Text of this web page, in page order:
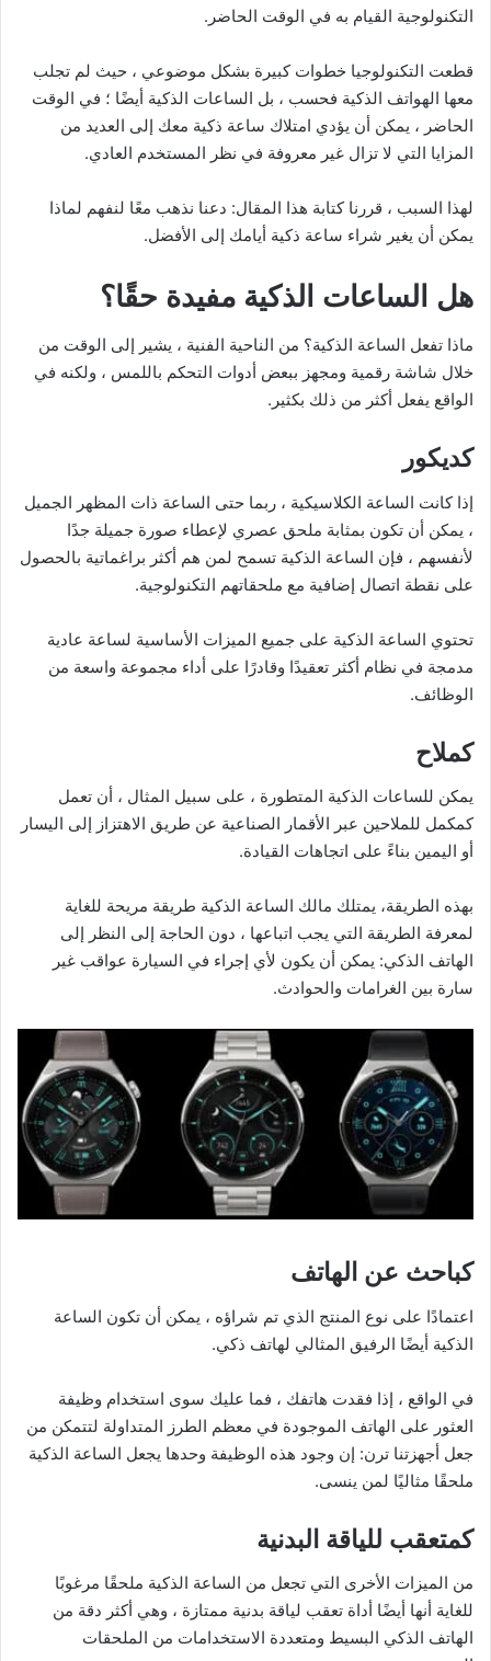
التكنولوجية القيام به في الوقت الحاضر.
قطعت التكنولوجيا خطوات كبيرة بشكل موضوعي ، حيث لم تجلب
معها الهواتف الذكية فحسب ، بل الساعات الذكية أيضًا ؛ في الوقت
الحاضر ، يمكن أن يؤدي امتلاك ساعة ذكية معك إلى العديد من
المزايا التي لا تزال غير معروفة في نظر المستخدم العادي.
لهذا السبب ، قررنا كتابة هذا المقال: دعنا نذهب معًا لنفهم لماذا
يمكن أن يغير شراء ساعة ذكية أيامك إلى الأفضل.
هل الساعات الذكية مفيدة حقًا؟
ماذا تفعل الساعة الذكية؟ من الناحية الفنية ، يشير إلى الوقت من
خلال شاشة رقمية ومجهز ببعض أدوات التحكم باللمس ، ولكنه في
الواقع يفعل أكثر من ذلك بكثير.
كديكور
إذا كانت الساعة الكلاسيكية ، ربما حتى الساعة ذات المظهر الجميل
، يمكن أن تكون بمثابة ملحق عصري لإعطاء صورة جميلة جدًا
لأنفسهم ، فإن الساعة الذكية تسمح لمن هم أكثر براغماتية بالحصول
على نقطة اتصال إضافية مع ملحقاتهم التكنولوجية.
تحتوي الساعة الذكية على جميع الميزات الأساسية لساعة عادية
مدمجة في نظام أكثر تعقيدًا وقادرًا على أداء مجموعة واسعة من
الوظائف.
كملاح
يمكن للساعات الذكية المتطورة ، على سبيل المثال ، أن تعمل
كمكمل للملاحين عبر الأقمار الصناعية عن طريق الاهتزاز إلى اليسار
أو اليمين بناءً على اتجاهات القيادة.
بهذه الطريقة، يمتلك مالك الساعة الذكية طريقة مريحة للغاية
لمعرفة الطريقة التي يجب اتباعها ، دون الحاجة إلى النظر إلى
الهاتف الذكي: يمكن أن يكون لأي إجراء في السيارة عواقب غير
سارة بين الغرامات والحوادث.
كباحث عن الهاتف
اعتمادًا على نوع المنتج الذي تم شراؤه ، يمكن أن تكون الساعة
الذكية أيضًا الرفيق المثالي لهاتف ذكي.
في الواقع ، إذا فقدت هاتفك ، فما عليك سوى استخدام وظيفة
العثور على الهاتف الموجودة في معظم الطرز المتداولة لتتمكن من
جعل أجهزتنا ترن: إن وجود هذه الوظيفة وحدها يجعل الساعة الذكية
ملحقًا مثاليًا لمن ينسى.
كمتعقب للياقة البدنية
من الميزات الأخرى التي تجعل من الساعة الذكية ملحقًا مرغوبًا
للغاية أنها أيضًا أداة تعقب لياقة بدنية ممتازة ، وهي أكثر دقة من
الهاتف الذكي البسيط ومتعددة الاستخدامات من الملحقات